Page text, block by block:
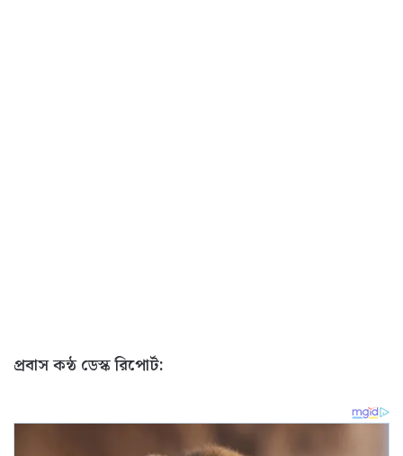
প্রবাস কন্ঠ ডেস্ক রিপোর্ট: